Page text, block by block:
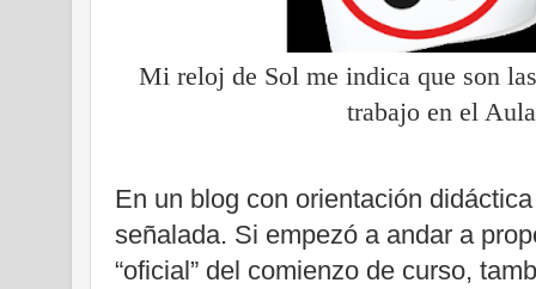
Mi reloj de Sol me indica que son
trabajo en el
En un blog con orientación
señalada. Si empezó a andar a
“oficial” del comienzo de curso,